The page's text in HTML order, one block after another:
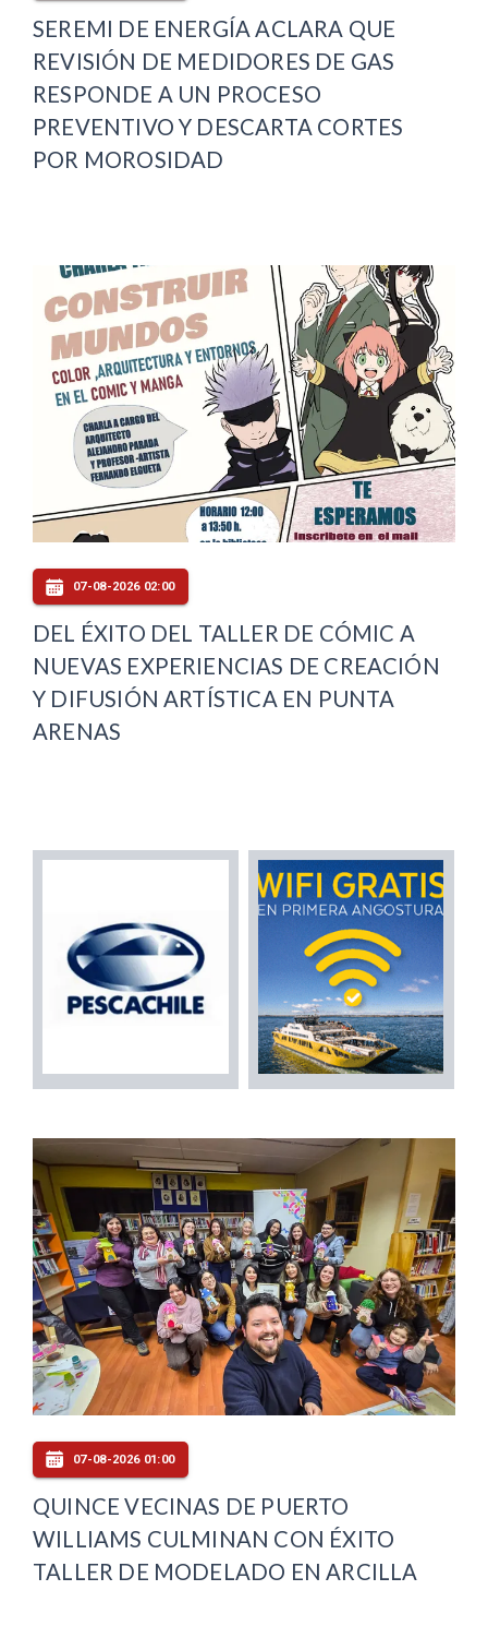
SEREMI DE ENERGÍA ACLARA QUE
REVISIÓN DE MEDIDORES DE GAS
RESPONDE A UN PROCESO
PREVENTIVO Y DESCARTA CORTES
POR MOROSIDAD
07-08-2026 02:00
DEL ÉXITO DEL TALLER DE CÓMIC A
NUEVAS EXPERIENCIAS DE CREACIÓN
Y DIFUSIÓN ARTÍSTICA EN PUNTA
ARENAS
07-08-2026 01:00
QUINCE VECINAS DE PUERTO
WILLIAMS CULMINAN CON ÉXITO
TALLER DE MODELADO EN ARCILLA